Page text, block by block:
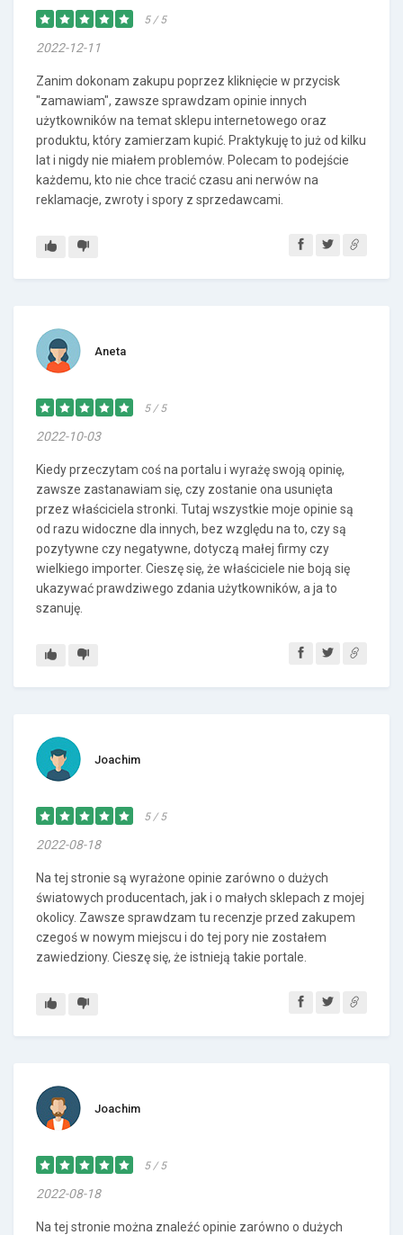
5 / 5
2022-12-11
Zanim dokonam zakupu poprzez kliknięcie w przycisk
"zamawiam", zawsze sprawdzam opinie innych
użytkowników na temat sklepu internetowego oraz
produktu, który zamierzam kupić. Praktykuję to już od kilku
lat i nigdy nie miałem problemów. Polecam to podejście
każdemu, kto nie chce tracić czasu ani nerwów na
reklamacje, zwroty i spory z sprzedawcami.
Aneta
5 / 5
2022-10-03
Kiedy przeczytam coś na portalu i wyrażę swoją opinię,
zawsze zastanawiam się, czy zostanie ona usunięta
przez właściciela stronki. Tutaj wszystkie moje opinie są
od razu widoczne dla innych, bez względu na to, czy są
pozytywne czy negatywne, dotyczą małej firmy czy
wielkiego importer. Cieszę się, że właściciele nie boją się
ukazywać prawdziwego zdania użytkowników, a ja to
szanuję.
Joachim
5 / 5
2022-08-18
Na tej stronie są wyrażone opinie zarówno o dużych
światowych producentach, jak i o małych sklepach z mojej
okolicy. Zawsze sprawdzam tu recenzje przed zakupem
czegoś w nowym miejscu i do tej pory nie zostałem
zawiedziony. Cieszę się, że istnieją takie portale.
Joachim
5 / 5
2022-08-18
Na tej stronie można znaleźć opinie zarówno o dużych